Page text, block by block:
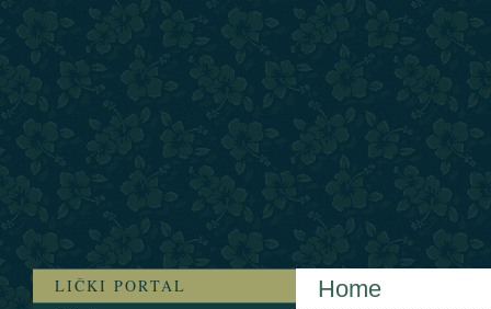
Home
LIČKI PORTAL